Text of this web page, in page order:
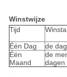
Winstwijze
Tijd
Één Dag
de
Één
Maand
de
dagen